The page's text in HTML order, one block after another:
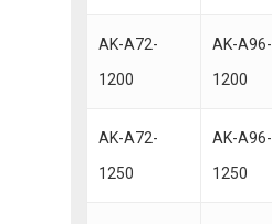
AK-A72-
1200
AK-A96-
1200
AK-A72-
1250
AK-A96-
1250